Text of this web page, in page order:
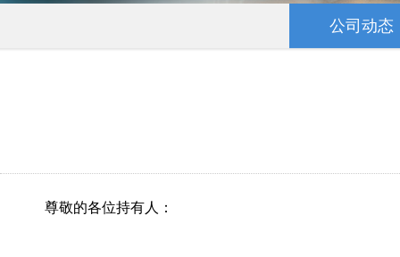
公司动态
尊敬的各位持有人：